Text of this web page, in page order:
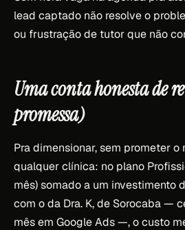
lead captado não resolve o
ou frustração de tutor que não
Uma conta honesta de
promessa)
Pra dimensionar, sem prometer o
qualquer clínica: no plano
mês) somado a um investimento
com o da Dra. K, de Sorocaba —
mês em Google Ads —, o custo